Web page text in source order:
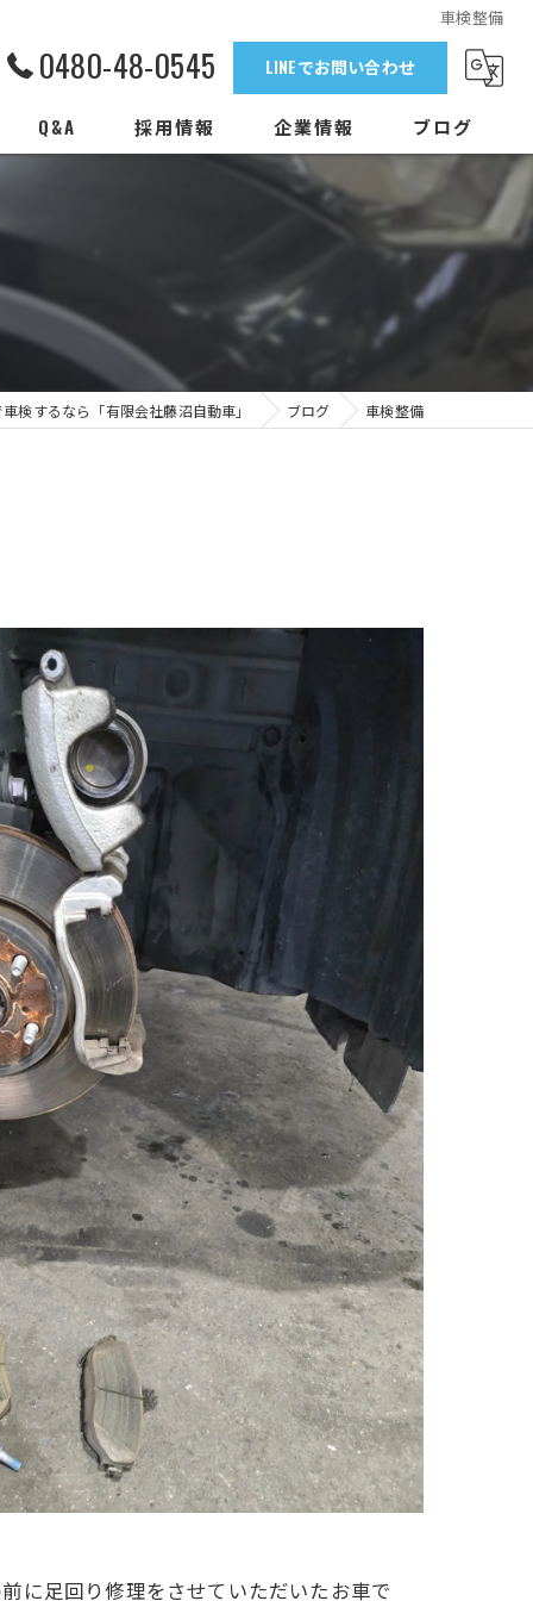
車検整備
0480-48-0545 LINEでお問い合わせ
Q&A 採用情報 企業情報 ブログ
検するなら「有限会社藤沼自動車」 ブログ 車検整備
に足回り修理をさせていただいたお車で